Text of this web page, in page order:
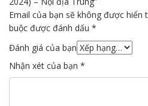
Email của bạn sẽ không được hiển
buộc được đánh dấu *
Đánh giá của bạn
Nhận xét của bạn *